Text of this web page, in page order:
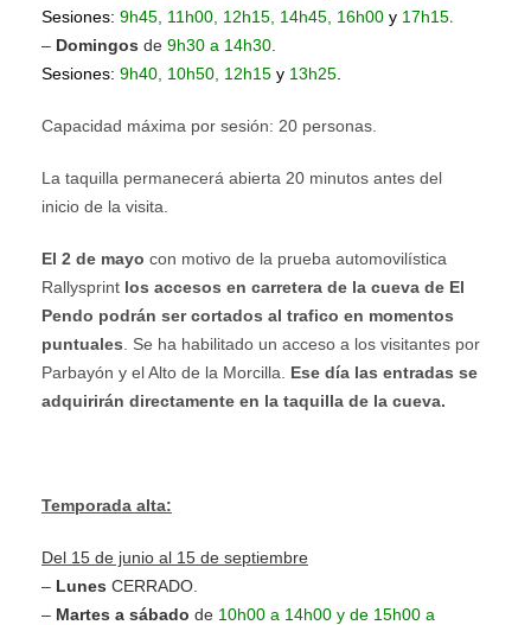
Sesiones: 9h45, 11h00, 12h15, 14h45, 16h00 y 17h15.
– Domingos de 9h30 a 14h30
Sesiones: 9h40, 10h50, 12h15 y 13h25
Capacidad máxima por sesión: 20 personas.
La taquilla permanecerá abierta 20 minutos antes del
inicio de la visita.
El 2 de mayo con motivo de la prueba automovilística
Rallysprint los accesos en carretera de la cueva de El
Pendo podrán ser cortados al trafico en momentos
puntuales . Se ha habilitado un acceso a los visitantes por
Parbayón y el Alto de la Morcilla. Ese día las entradas se
adquirirán directamente en la taquilla de la cueva.
Temporada alta:
Del 15 de junio al 15 de septiembre
– Lunes CERRADO.
– Martes a sábado de 10h00 a 14h00 y de 15h00 a